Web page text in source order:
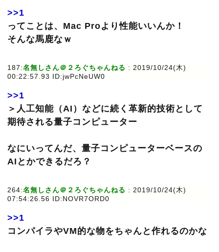
>>1
ってことは、Mac Proより性能いいんか！
そんな馬鹿なｗ
187:名無しさん＠２ろぐちゃんねる : 2019/10/24(木)
00:22:57.93 ID:jwPcNeUW0
>>1
＞人工知能（AI）などに続く革新的技術として
期待される量子コンピューター
なにいってんだ、量子コンピューターベースの
AIとかできるだろ？
264:名無しさん＠２ろぐちゃんねる : 2019/10/24(木)
07:54:26.56 ID:NOVR7ORD0
>>1
コンパイラやVM的な物をちゃんと作れるのかな